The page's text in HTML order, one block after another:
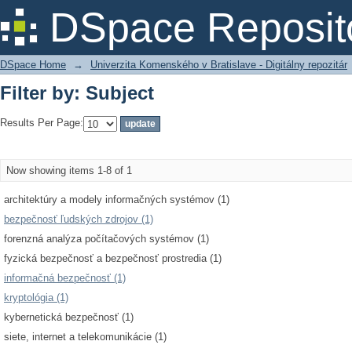
DSpace
Filter by: Subject
DSpace Home → Univerzita Komenského v Bratislave - Digitálny repozitár
Filter by: Subject
Results Per Page:
Now showing items 1-8 of 1
architektúry a modely informačných systémov (1)
bezpečnosť ľudských zdrojov (1)
forenzná analýza počítačových systémov (1)
fyzická bezpečnosť a bezpečnosť prostredia (1)
informačná bezpečnosť (1)
kryptológia (1)
kybernetická bezpečnosť (1)
siete, internet a telekomunikácie (1)